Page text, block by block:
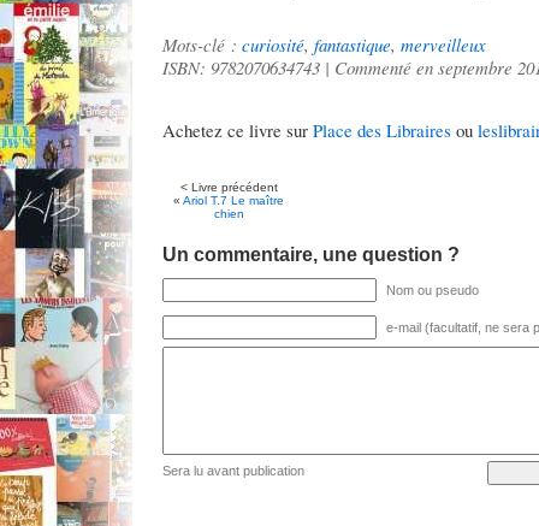
Mots-clé : curiosité, fantastique, merveilleux
ISBN: 9782070634743 | Commenté en septembre
Achetez ce livre sur Place des Libraires ou
< Livre précédent
« Ariol T.7 Le maître
chien
Un commentaire, une question ?
Nom ou pseudo
e-mail (facultatif, ne sera
Sera lu avant publication